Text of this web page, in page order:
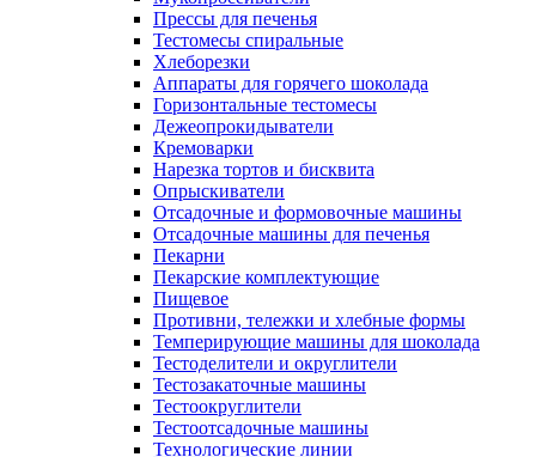
Прессы для печенья
Тестомесы спиральные
Хлеборезки
Аппараты для горячего шоколада
Горизонтальные тестомесы
Дежеопрокидыватели
Кремоварки
Нарезка тортов и бисквита
Опрыскиватели
Отсадочные и формовочные машины
Отсадочные машины для печенья
Пекарни
Пекарские комплектующие
Пищевое
Противни, тележки и хлебные формы
Темперирующие машины для шоколада
Тестоделители и округлители
Тестозакаточные машины
Тестоокруглители
Тестоотсадочные машины
Технологические линии